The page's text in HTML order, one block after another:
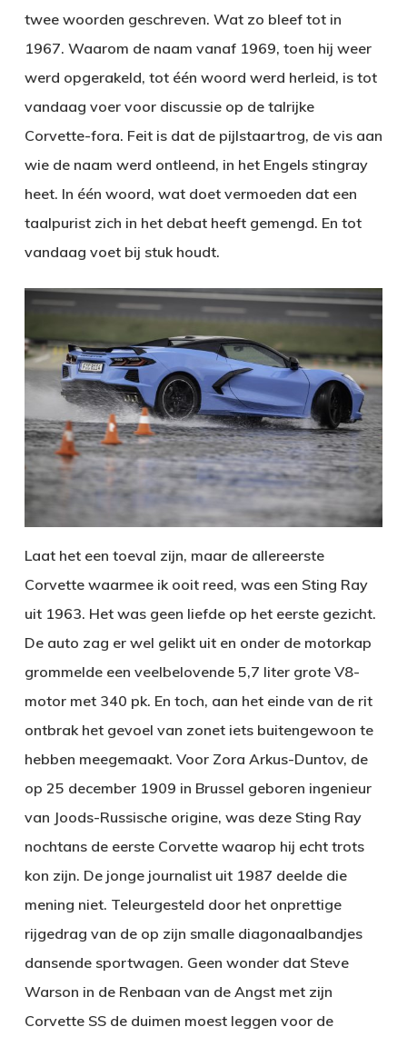
twee woorden geschreven. Wat zo bleef tot in
1967. Waarom de naam vanaf 1969, toen hij weer
werd opgerakeld, tot één woord werd herleid, is tot
vandaag voer voor discussie op de talrijke
Corvette-fora. Feit is dat de pijlstaartrog, de vis aan
wie de naam werd ontleend, in het Engels stingray
heet. In één woord, wat doet vermoeden dat een
taalpurist zich in het debat heeft gemengd. En tot
vandaag voet bij stuk houdt.
Laat het een toeval zijn, maar de allereerste
Corvette waarmee ik ooit reed, was een Sting Ray
uit 1963. Het was geen liefde op het eerste gezicht.
De auto zag er wel gelikt uit en onder de motorkap
grommelde een veelbelovende 5,7 liter grote V8-
motor met 340 pk. En toch, aan het einde van de rit
ontbrak het gevoel van zonet iets buitengewoon te
hebben meegemaakt. Voor Zora Arkus-Duntov, de
op 25 december 1909 in Brussel geboren ingenieur
van Joods-Russische origine, was deze Sting Ray
nochtans de eerste Corvette waarop hij echt trots
kon zijn. De jonge journalist uit 1987 deelde die
mening niet. Teleurgesteld door het onprettige
rijgedrag van de op zijn smalle diagonaalbandjes
dansende sportwagen. Geen wonder dat Steve
Warson in de Renbaan van de Angst met zijn
Corvette SS de duimen moest leggen voor de